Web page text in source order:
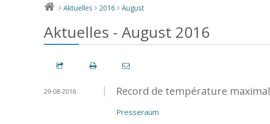
> Aktuelles > 2016 > August
Aktuelles - August 2016
Record de température
29-08-2016
Presseraum